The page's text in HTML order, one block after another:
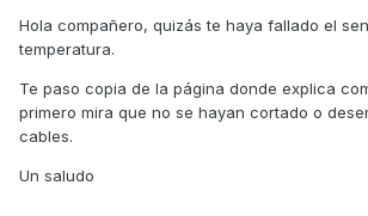
Un saludo y gracias
Hola compañero, quizás te haya fallado el
temperatura.
Te paso copia de la página donde explica
primero mira que no se hayan cortado o
cables.
Un saludo